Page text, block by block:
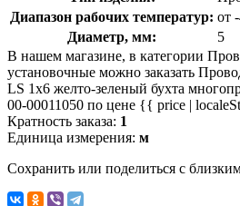
Диапазон рабочих температур: от
Диаметр, мм:
5
В нашем магазине, в категории
установочные можно заказать
LS 1х6 желто-зеленый бухта
00-00011050 по цене {{ price |
Кратность заказа: 1
Единица измерения: м
Сохранить или поделиться с